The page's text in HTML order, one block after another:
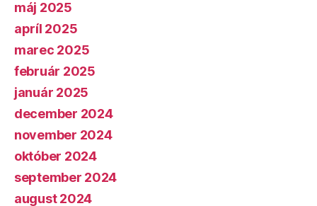
máj 2025
apríl 2025
marec 2025
február 2025
január 2025
december 2024
november 2024
október 2024
september 2024
august 2024